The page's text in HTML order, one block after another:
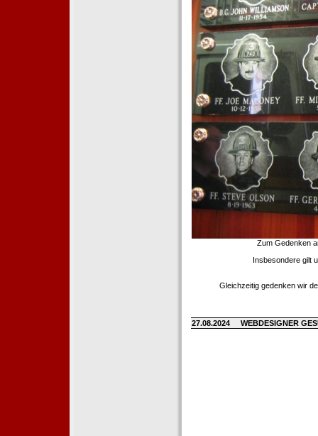
Zum Gedenken
Insbesondere gilt
Gleichzeitig gedenken wir
27.08.2024 WEBDESIGNER